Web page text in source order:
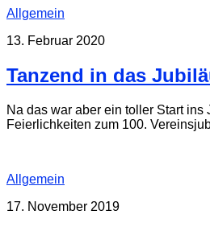
Allgemein
13. Februar 2020
Tanzend in das
Na das war aber ein toller Start
Feierlichkeiten zum 100.
Allgemein
17. November 2019